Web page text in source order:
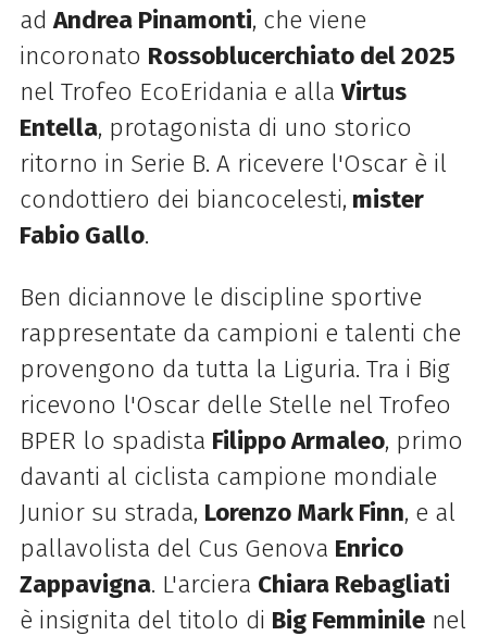
adAndrea Pinamonti, che viene
incoronato Rossoblucerchiato del 2025
nel Trofeo EcoEridania e allaVirtus
Entella, protagonista di uno storico
ritorno in Serie B. A ricevere l'Oscar è il
condottiero dei biancocelesti, mister
Fabio Gallo.
Ben diciannove le discipline sportive
rappresentate da campioni e talenti che
provengono da tutta la Liguria. Tra i Big
ricevono l'Oscar delle Stelle nel Trofeo
BPER lo spadista Filippo Armaleo, primo
davanti al ciclista campione mondiale
Junior su strada, Lorenzo Mark Finn, e al
pallavolista del Cus Genova Enrico
Zappavigna. L'arciera Chiara Rebagliati
è insignita del titolo di Big Femminilenel